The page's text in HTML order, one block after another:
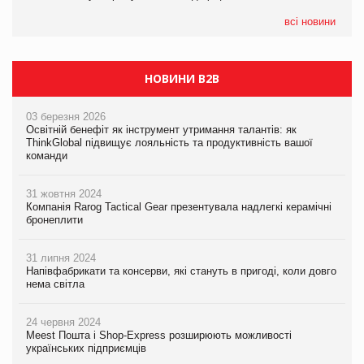
всі новини
EVA.UA запустила кампанію «Хто б знав» про асортимент,
НОВИНИ B2B
03 березня 2026
Освітній бенефіт як інструмент утримання талантів: як
ThinkGlobal підвищує лояльність та продуктивність вашої
команди
31 жовтня 2024
Компанія Rarog Tactical Gear презентувала надлегкі керамічні
бронеплити
31 липня 2024
Напівфабрикати та консерви, які стануть в пригоді, коли довго
нема світла
24 червня 2024
Meest Пошта і Shop-Express розширюють можливості
українських підприємців